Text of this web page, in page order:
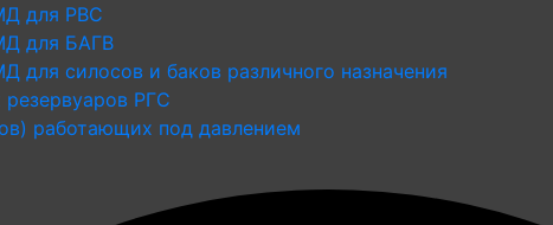
для РВС
для БАГВ
силосов и баков различного назначения
РГС
работающих под давлением